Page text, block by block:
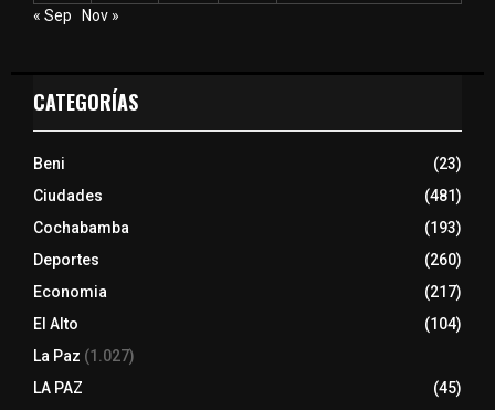
« Sep
Nov »
CATEGORÍAS
Beni
(23)
Ciudades
(481)
Cochabamba
(193)
Deportes
(260)
Economia
(217)
El Alto
(104)
La Paz (1.027)
LA PAZ
(45)